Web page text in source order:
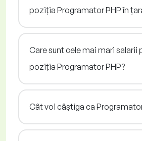
poziția Programator PHP în
Care sunt cele mai mari salarii
poziția Programator PHP?
Cât voi câștiga ca